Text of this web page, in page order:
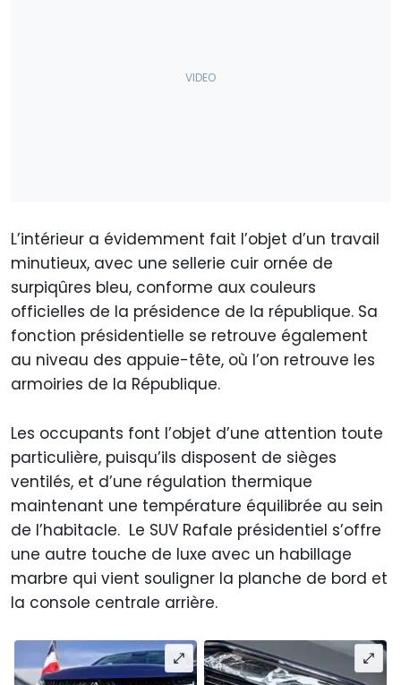
L’intérieur a évidemment fait l’objet d’un travail
minutieux, avec une sellerie cuir ornée de
surpiqûres bleu, conforme aux couleurs
officielles de la présidence de la république. Sa
fonction présidentielle se retrouve également
au niveau des appuie-tête, où l’on retrouve les
armoiries de la République.
Les occupants font l’objet d’une attention toute
particulière, puisqu’ils disposent de sièges
ventilés, et d’une régulation thermique
maintenant une température équilibrée au sein
de l’habitacle. Le SUV Rafale présidentiel s’offre
une autre touche de luxe avec un habillage
marbre qui vient souligner la planche de bord et
la console centrale arrière.